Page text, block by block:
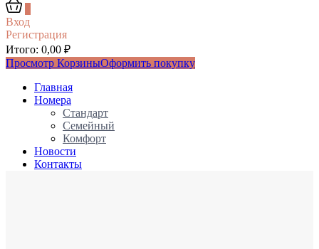
Вход
Регистрация
Итого: 0,00 ₽
Просмотр КорзиныОформить покупку
Главная
Номера
Стандарт
Семейный
Комфорт
Новости
Контакты